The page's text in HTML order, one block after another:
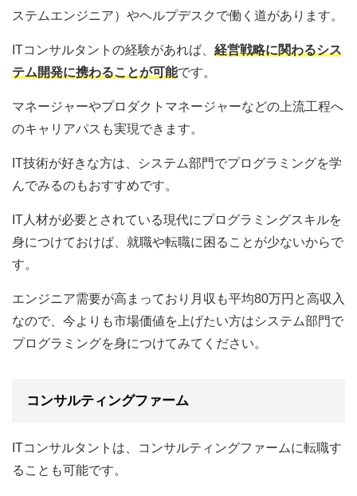
ステムエンジニア）やヘルプデスクで働く道があります。
ITコンサルタントの経験があれば、 経営戦略に関わるシス
テム開発に携わることが可能です。
マネージャーやプロダクトマネージャーなどの上流工程へ
のキャリアパスも実現できます。
IT技術が好きな方は、システム部門でプログラミングを学
んでみるのもおすすめです。
IT人材が必要とされている現代にプログラミングスキルを
身につけておけば、就職や転職に困ることが少ないからで
す。
エンジニア需要が高まっており月収も平均80万円と高収入
なので、今よりも市場価値を上げたい方はシステム部門で
プログラミングを身につけてみてください。
コンサルティングファーム
ITコンサルタントは、コンサルティングファームに転職す
ることも可能です。